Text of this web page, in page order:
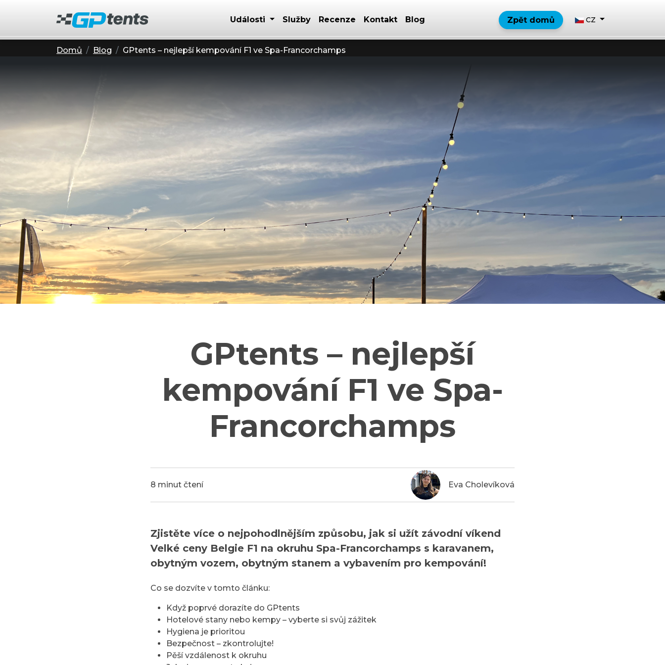
Události Služby Recenze Kontakt Blog Zpět domů CZ
Domů Blog GPtents – nejlepší kempování F1 ve Spa-Francorchamps
GPtents – nejlepší
kempování F1 ve Spa-
Francorchamps
8 minut čtení Eva Cholevíková
Zjistěte více o nejpohodlnějším způsobu, jak si užít závodní víkend
Velké ceny Belgie F1 na okruhu Spa-Francorchamps s karavanem,
obytným vozem, obytným stanem a vybavením pro kempování!
Co se dozvíte v tomto článku:
Když poprvé dorazíte do GPtents
Hotelové stany nebo kempy – vyberte si svůj zážitek
Hygiena je prioritou
Bezpečnost – zkontrolujte!
Pěší vzdálenost k okruhu